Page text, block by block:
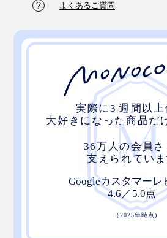
よくあるご質問